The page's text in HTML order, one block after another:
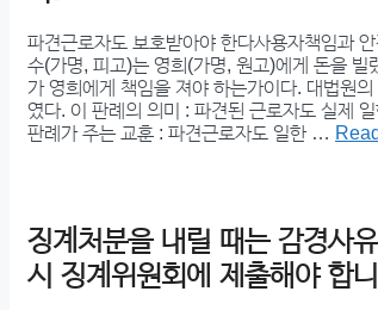
파견근로자도 보호받아야 한다사용자책임과
수(가명, 피고)는 영희(가명, 원고)에게 돈을
가 영희에게 책임을 져야 하는가이다. 대법원
였다. 이 판례의 의미 : 파견된 근로자도 실제
판례가 주는 교훈 : 파견근로자도 일한 …
징계처분을 내릴 때는 감경사
시 징계위원회에 제출해야 합